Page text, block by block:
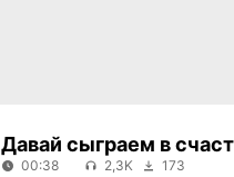
Давай сыграем в
00:38 2,3K 173